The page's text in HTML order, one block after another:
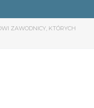
ZAWODNICY, KTÓRYCH